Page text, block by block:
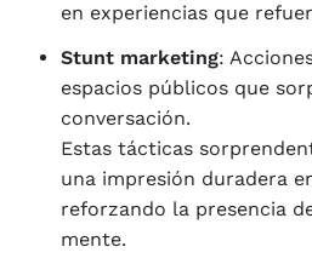
en experiencias que
Stunt marketing:
espacios públicos que
conversación.
Estas tácticas
una impresión duradera
reforzando la presencia
mente.